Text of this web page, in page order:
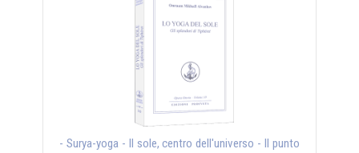
- Surya-yoga - Il sole, centro dell'universo - Il punto